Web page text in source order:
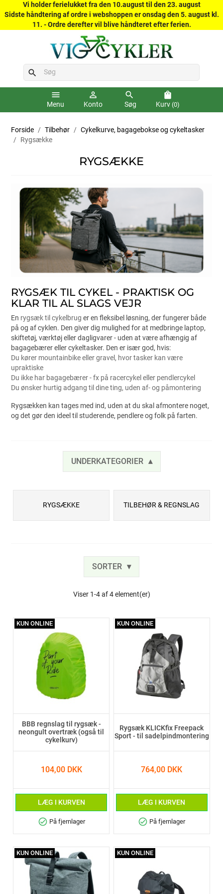
Vi holder ferielukket fra den 10.august til den 23. august
Sidste håndtering af ordre i webshoppen er onsdag den 5. august kl.
11. - Ordre derefter vil blive håndteret efter ferien.
search
menu
Menu
person_outline
Konto
search
Søg
shopping_bag
Kurv (0)
Forside Tilbehør
Cykelkurve, bagagebokse og cykeltasker
Rygsække
RYGSÆKKE
RYGSÆK TIL CYKEL - PRAKTISK OG
KLAR TIL AL SLAGS VEJR
En rygsæk til cykelbrug er en fleksibel løsning, der fungerer både
på og af cyklen. Den giver dig mulighed for at medbringe laptop,
skiftetøj, værktøj eller dagligvarer - uden at være afhængig af
bagagebærer eller cykeltasker. Den er især god, hvis:
Du kører mountainbike eller gravel, hvor tasker kan være
upraktiske
Du ikke har bagagebærer - fx på racercykel eller pendlercykel
Du ønsker hurtig adgang til dine ting, uden af- og påmontering
Rygsækken kan tages med ind, uden at du skal afmontere noget,
og det gør den ideel til studerende, pendlere og folk på farten.
UNDERKATEGORIER
RYGSÆKKE TILBEHØR & REGNSLAG
SORTER
Viser 1-4 af 4 element(er)
BBB regnslag til rygsæk -
neongult overtræk (også til
cykelkurv)
104,00 DKK
LÆG I KURVEN
check_circle På fjernlager
KUN ONLINE
Rygsæk KLICKfix Freepack
Sport - til sadelpindmontering
764,00 DKK
LÆG I KURVEN
check_circle På fjernlager
KUN ONLINE
KUN ONLINE KUN ONLINE